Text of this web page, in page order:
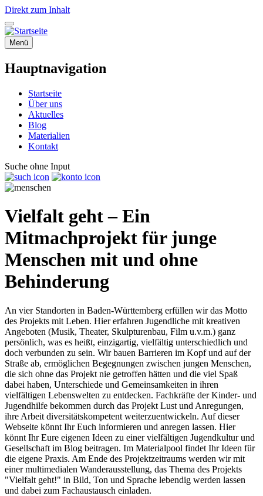
Direkt zum Inhalt
Menü
Hauptnavigation
Startseite
Über uns
Aktuelles
Blog
Materialien
Kontakt
Suche ohne Input
Vielfalt geht– Ein
Mitmachprojekt für junge
Menschen mit und ohne
Behinderung
An vier Standorten in Baden-Württemberg erfüllen wir das Motto
des Projekts mit Leben. Hier erfahren Jugendliche mit kreativen
Angeboten (Musik, Theater, Skulpturenbau, Film u.v.m.) ganz
persönlich, was es heißt, einzigartig, vielfältig unterschiedlich und
doch verbunden zu sein. Wir bauen Barrieren im Kopf und auf der
Straße ab, ermöglichen Begegnungen zwischen jungen Menschen,
die sich ohne das Projekt nie getroffen hätten und die viel Spaß
dabei haben, Unterschiede und Gemeinsamkeiten in ihren
vielfältigen Lebenswelten zu entdecken. Fachkräfte der Kinder- und
Jugendhilfe bekommen durch das Projekt Lust und Anregungen,
ihre Arbeit diversitätskompetent weiterzuentwickeln. Auf dieser
Webseite könnt Ihr Euch informieren und anregen lassen. Hier
könnt Ihr Eure eigenen Ideen zu einer vielfältigen Jugendkultur und
Gesellschaft im Blog beitragen. Im Materialpool findet Ihr Ideen für
die eigene Praxis. Am Ende des Projektzeitraums werden wir mit
einer multimedialen Wanderausstellung, das Thema des Projekts
"Vielfalt geht!" in Bild, Ton und Sprache lebendig werden lassen
und dabei zum Fachaustausch einladen.